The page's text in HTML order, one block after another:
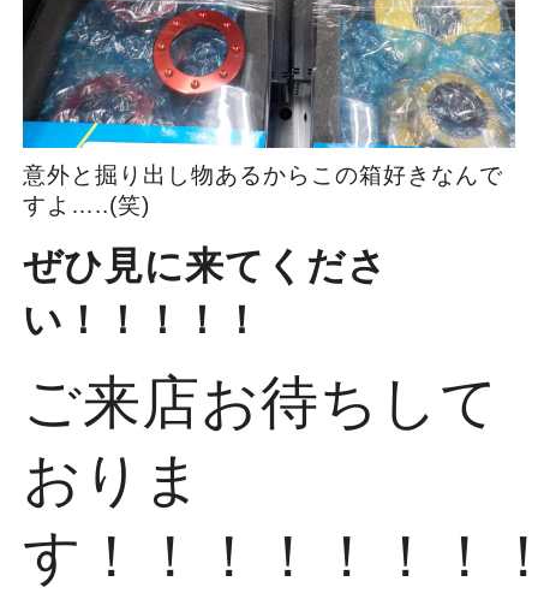
意外と掘り出し物あるからこの箱好きなんで
すよ…..(笑)
ぜひ見に来てくださ
い！！！！！
ご来店お待ちして
おりま
す！！！！！！！